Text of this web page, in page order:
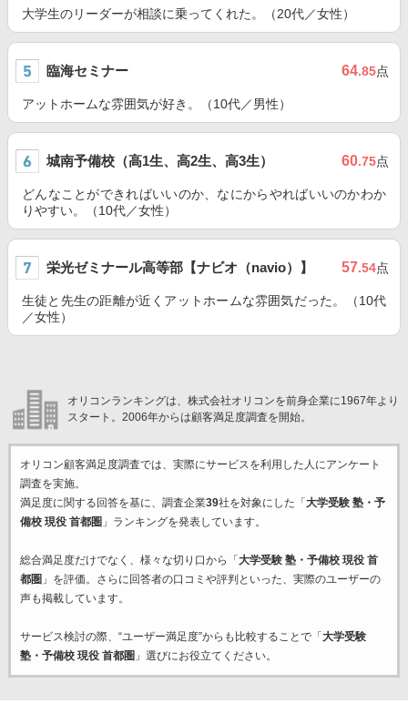
大学生のリーダーが相談に乗ってくれた。（20代／女性）
臨海セミナー 64.85点
アットホームな雰囲気が好き。（10代／男性）
城南予備校（高1生、高2生、高3生） 60.75点
どんなことができればいいのか、なにからやればいいのかわか
りやすい。（10代／女性）
栄光ゼミナール高等部【ナビオ（navio）】 57.54点
生徒と先生の距離が近くアットホームな雰囲気だった。（10代
／女性）
オリコンランキングは、株式会社オリコンを前身企業に1967年より
スタート。2006年からは顧客満足度調査を開始。
オリコン顧客満足度調査では、実際にサービスを利用した 人にアンケート
調査を実施。
満足度に関する回答を基に、調査企業39社を対象にした「 大学受験 塾・予
備校 現役 首都圏 」ランキングを発表しています。
総合満足度だけでなく、様々な切り口から「 大学受験 塾・予備校 現役 首
都圏 」を評価。さらに回答者の口コミや評判といった、実際のユーザーの
声も掲載しています。
サービス検討の際、“ユーザー満足度”からも比較することで「 大学受験
塾・予備校 現役 首都圏 」選びにお役立てください。